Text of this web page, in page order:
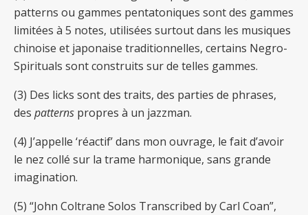
patterns ou gammes pentatoniques sont des gammes
limitées à 5 notes, utilisées surtout dans les musiques
chinoise et japonaise traditionnelles, certains Negro-
Spirituals sont construits sur de telles gammes.
(3) Des licks sont des traits, des parties de phrases,
des patterns propres à un jazzman.
(4) J’appelle ‘réactif’ dans mon ouvrage, le fait d’avoir
le nez collé sur la trame harmonique, sans grande
imagination.
(5) “John Coltrane Solos Transcribed by Carl Coan”,